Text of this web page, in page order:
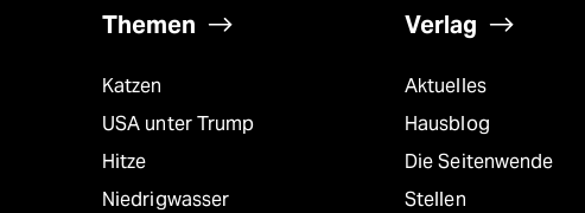
Themen
Katzen
USA unter Trump
Hitze
Niedrigwasser
Verlag
Aktuelles
Hausblog
Die Seitenwende
Stellen